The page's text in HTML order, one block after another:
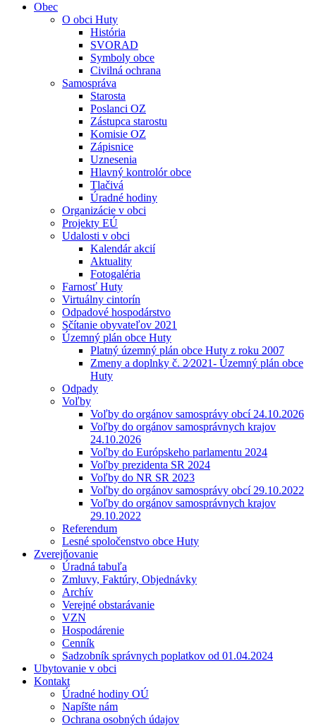
Obec
O obci Huty
História
SVORAD
Symboly obce
Civilná ochrana
Samospráva
Starosta
Poslanci OZ
Zástupca starostu
Komisie OZ
Zápisnice
Uznesenia
Hlavný kontrolór obce
Tlačivá
Úradné hodiny
Organizácie v obci
Projekty EÚ
Udalosti v obci
Kalendár akcií
Aktuality
Fotogaléria
Farnosť Huty
Virtuálny cintorín
Odpadové hospodárstvo
Sčítanie obyvateľov 2021
Územný plán obce Huty
Platný územný plán obce Huty z roku 2007
Zmeny a doplnky č. 2⁄2021- Územný plán obce
Huty
Odpady
Voľby
Voľby do orgánov samosprávy obcí 24.10.2026
Voľby do orgánov samosprávnych krajov
24.10.2026
Voľby do Európskeho parlamentu 2024
Voľby prezidenta SR 2024
Voľby do NR SR 2023
Voľby do orgánov samosprávy obcí 29.10.2022
Voľby do orgánov samosprávnych krajov
29.10.2022
Referendum
Lesné spoločenstvo obce Huty
Zverejňovanie
Úradná tabuľa
Zmluvy, Faktúry, Objednávky
Archív
Verejné obstarávanie
VZN
Hospodárenie
Cenník
Sadzobník správnych poplatkov od 01.04.2024
Ubytovanie v obci
Kontakt
Úradné hodiny OÚ
Napíšte nám
Ochrana osobných údajov